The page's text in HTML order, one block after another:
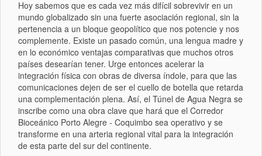
Hoy sabemos que es cada vez más difícil sobrevivir en un
mundo globalizado sin una fuerte asociación regional, sin la
pertenencia a un bloque geopolítico que nos potencie y nos
complemente. Existe un pasado común, una lengua madre y
en lo económico ventajas comparativas que muchos otros
países desearían tener. Urge entonces acelerar la
integración física con obras de diversa índole, para que las
comunicaciones dejen de ser el cuello de botella que retarda
una complementación plena. Así, el Túnel de Agua Negra se
inscribe como una obra clave que hará que el Corredor
Bioceánico Porto Alegre - Coquimbo sea operativo y se
transforme en una arteria regional vital para la integración
de esta parte del sur del continente.